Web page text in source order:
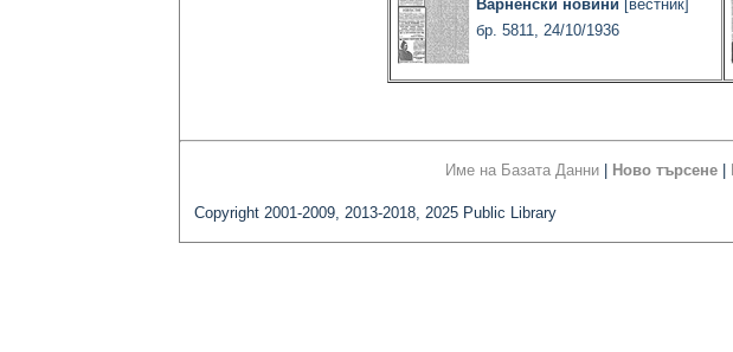
Варненски новини [вестник]
бр. 5811, 24/10/1936
Име на Базата Данни Ново търсене
Copyright 2001-2009, 2013-2018, 2025 Public Library